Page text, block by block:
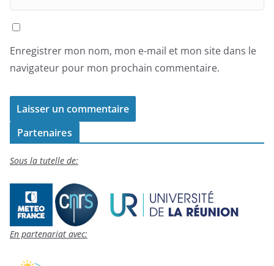
Enregistrer mon nom, mon e-mail et mon site dans le
navigateur pour mon prochain commentaire.
Partenaires
Sous la tutelle de:
En partenariat avec: